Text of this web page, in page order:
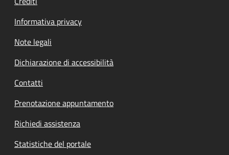
Informativa privacy
Note legali
Dichiarazione di accessibilità
Contatti
Prenotazione appuntamento
Richiedi assistenza
Statistiche del portale